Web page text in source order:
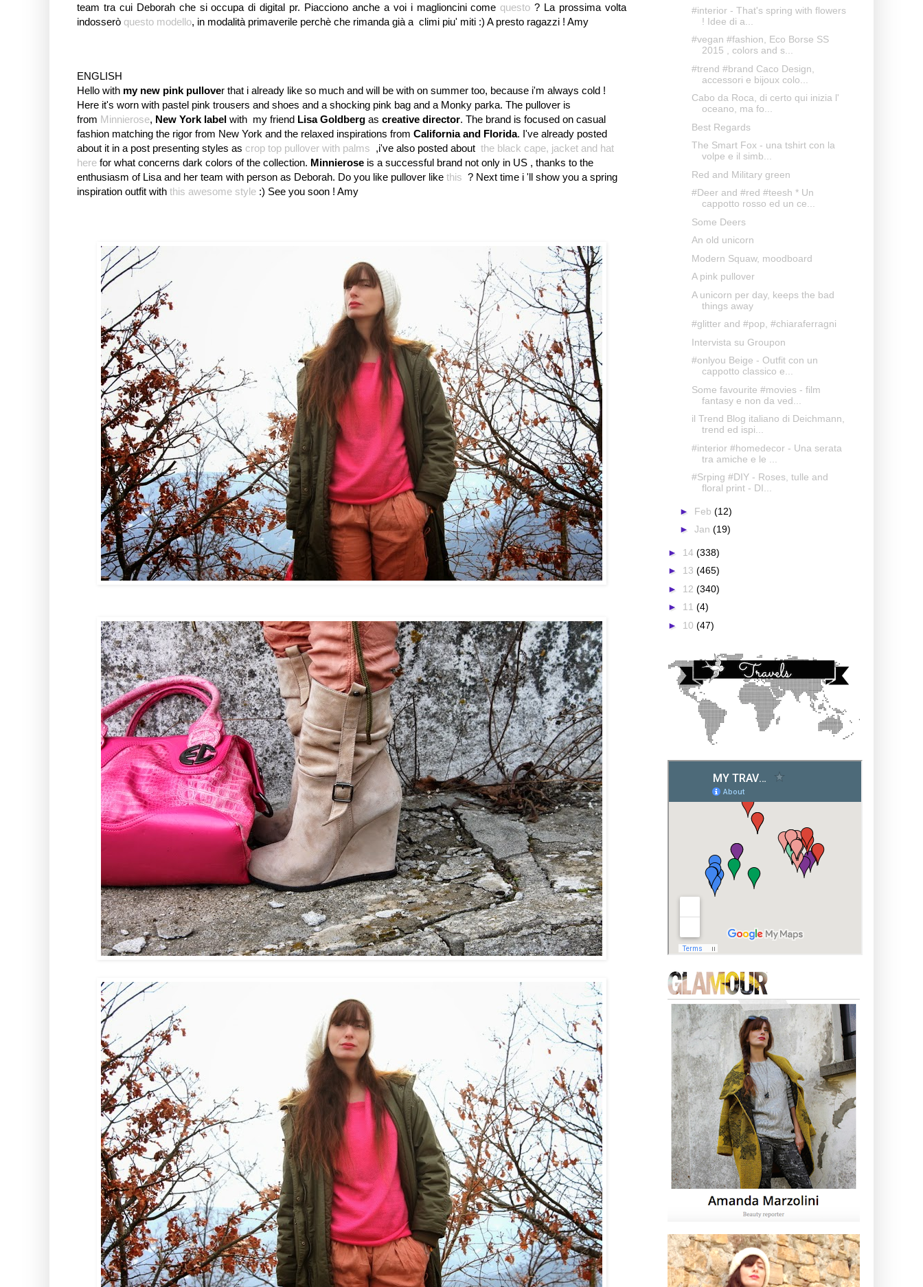
team tra cui Deborah che si occupa di digital pr. Piacciono anche a voi i maglioncini come questo ? La prossima volta
indosserò questo modello, in modalità primaverile perchè che rimanda già a climi piu' miti :) A presto ragazzi ! Amy
ENGLISH
Hello with my new pink pullover that i already like so much and will be with on summer too, because i'm always cold !
Here it's worn with pastel pink trousers and shoes and a shocking pink bag and a Monky parka. The pullover is
from Minnierose, New York label with my friend Lisa Goldberg as creative director. The brand is focused on casual
fashion matching the rigor from New York and the relaxed inspirations from California and Florida. I've already posted
about it in a post presenting styles as crop top pullover with palms ,i've also posted about the black cape, jacket and hat
here for what concerns dark colors of the collection. Minnierose is a successful brand not only in US , thanks to the
enthusiasm of Lisa and her team with person as Deborah. Do you like pullover like this ? Next time i 'll show you a spring
inspiration outfit with this awesome style :) See you soon ! Amy
#interior - That's spring with flowers
! Idee di a...
#vegan #fashion, Eco Borse SS
2015 , colors and s...
#trend #brand Caco Design,
accessori e bijoux colo...
Cabo da Roca, di certo qui inizia l'
oceano, ma fo...
Best Regards
The Smart Fox - una tshirt con la
volpe e il simb...
Red and Military green
#Deer and #red #teesh * Un
cappotto rosso ed un ce...
Some Deers
An old unicorn
Modern Squaw, moodboard
A pink pullover
A unicorn per day, keeps the bad
things away
#glitter and #pop, #chiaraferragni
Intervista su Groupon
#onlyou Beige - Outfit con un
cappotto classico e...
Some favourite #movies - film
fantasy e non da ved...
il Trend Blog italiano di Deichmann,
trend ed ispi...
#interior #homedecor - Una serata
tra amiche e le ...
#Srping #DIY - Roses, tulle and
floral print - DI...
► Feb (12)
► Jan (19)
► 14 (338)
► 13 (465)
► 12 (340)
► 11 (4)
► 10 (47)